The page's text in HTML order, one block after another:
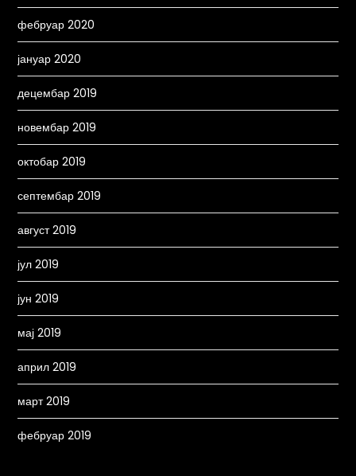
фебруар 2020
јануар 2020
децембар 2019
новембар 2019
октобар 2019
септембар 2019
август 2019
јул 2019
јун 2019
мај 2019
април 2019
март 2019
фебруар 2019